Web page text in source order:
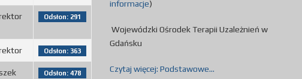
Odsłon: 291
Odsłon: 363
Odsłon: 478
informacje)
Wojewódzki Ośrodek Terapii Uzależnień w
Gdańsku
Czytaj więcej: Podstawowe...